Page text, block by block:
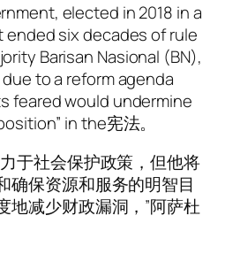
elected in 2018 in a
six decades of rule
Barisan Nasional (BN),
to a reform agenda
feared would undermine
in the宪法。
于社会保护政策，但他将
确保资源和服务的明智目
地减少财政漏洞，”阿萨杜